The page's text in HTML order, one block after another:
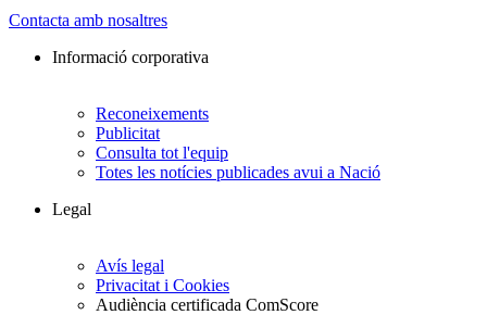
Contacta amb nosaltres
Informació corporativa
Reconeixements
Publicitat
Consulta tot l'equip
Totes les notícies publicades avui a Nació
Legal
Avís legal
Privacitat i Cookies
Audiència certificada ComScore